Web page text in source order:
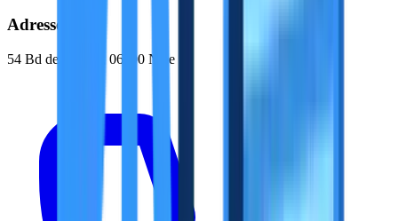
Adresse
54 Bd de Cimiez, 06000 Nice